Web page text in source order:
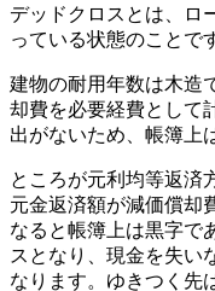
デッドクロスとは、ロ
っている状態のことで
建物の耐用年数は木造
却費を必要経費として
出がないため、帳簿上
ところが元利均等返済
元金返済額が減価償却
なると帳簿上は黒字で
スとなり、現金を失い
なります。ゆきつく先